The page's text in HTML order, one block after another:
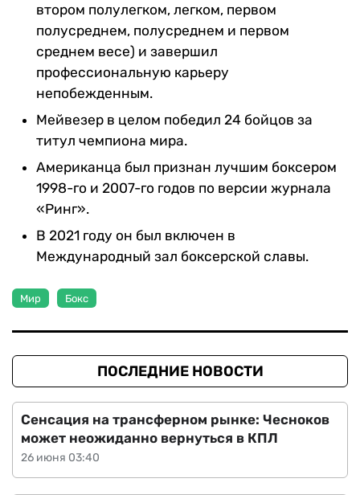
втором полулегком, легком, первом
полусреднем, полусреднем и первом
среднем весе) и завершил
профессиональную карьеру
непобежденным.
Мейвезер в целом победил 24 бойцов за
титул чемпиона мира.
Американца был признан лучшим боксером
1998-го и 2007-го годов по версии журнала
«Ринг».
В 2021 году он был включен в
Международный зал боксерской славы.
Мир Бокс
ПОСЛЕДНИЕ НОВОСТИ
26 июня 03:40
Сенсация на трансферном рынке: Чесноков
может неожиданно вернуться в КПЛ